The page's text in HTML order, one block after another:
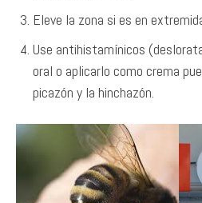
Eleve la zona si es en
Use antihistamínicos
oral o aplicarlo como crema
picazón y la hinchazón.